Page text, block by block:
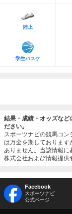
陸上
学生バスケ
結果・成績・オッズなど
ださい。
スポーツナビの競馬コ
は万全を期しております
ありません。当該情報に
株式会社および情報提供
Facebook
スポーツナビ
公式ページ